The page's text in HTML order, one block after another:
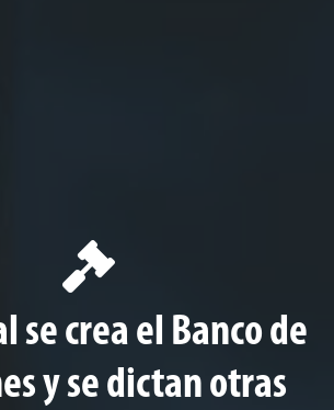
se crea el Banco de
y se dictan otras